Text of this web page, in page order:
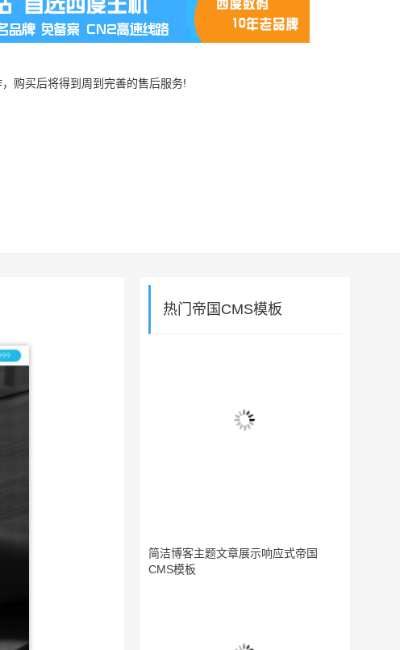
购买后将得到周到完善的售后服务!
热门帝国CMS模板
简洁博客主题文章展示响应式帝国
CMS模板